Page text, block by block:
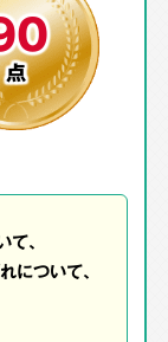
点
、
について、